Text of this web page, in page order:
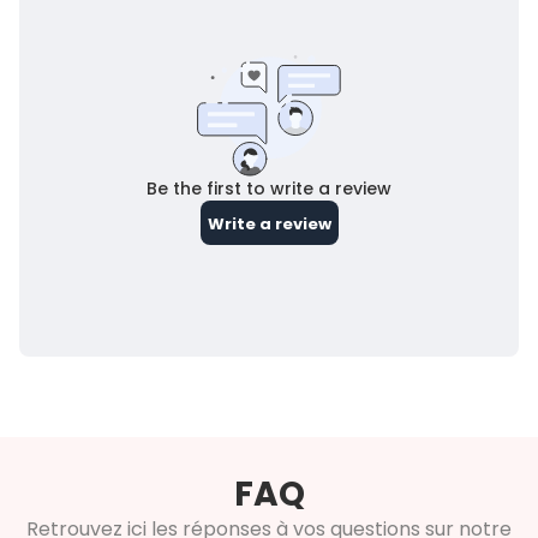
FAQ
Retrouvez ici les réponses à vos questions sur notre